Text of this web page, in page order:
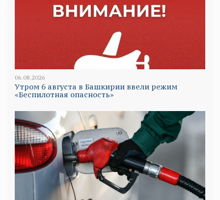
06.08.2026
Утром 6 августа в Башкирии ввели режим
«Беспилотная опасность»